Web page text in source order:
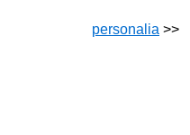
personalia >>